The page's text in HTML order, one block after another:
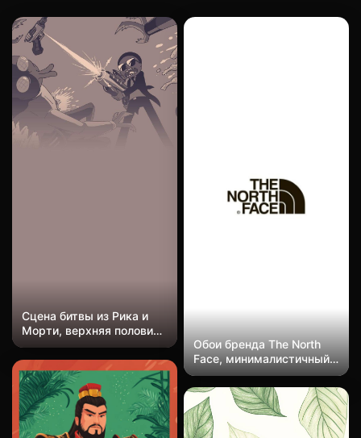
Сцена битвы из Рика и
Морти, верхняя половина
изображения насыщена
хаотичной боевой сценой
мультфильма, где Рик
стреляет из пистолета, а
нижняя половина
остается почти пустой.
Она передает абсурдное
Обои бренда The North
Face, минималистичный
черно-белый дизайн
логотипа для активного
отдыха, простые
стильные обои для
телефона